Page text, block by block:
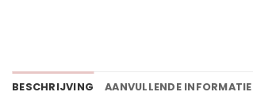
BESCHRIJVING AANVULLENDE INFORMATIE